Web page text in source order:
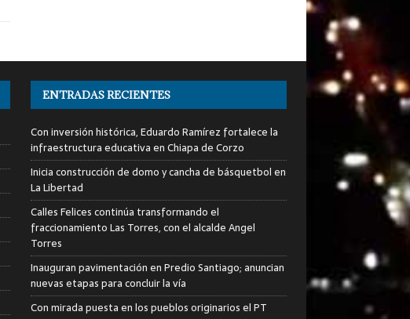
ENTRADAS RECIENTES
Con inversión histórica, Eduardo Ramírez fortalece la
infraestructura educativa en Chiapa de Corzo
Inicia construcción de domo y cancha de básquetbol en
La Libertad
Calles Felices continúa transformando el
fraccionamiento Las Torres, con el alcalde Angel
Torres
Inauguran pavimentación en Predio Santiago; anuncian
nuevas etapas para concluir la vía
Con mirada puesta en los pueblos originarios el PT